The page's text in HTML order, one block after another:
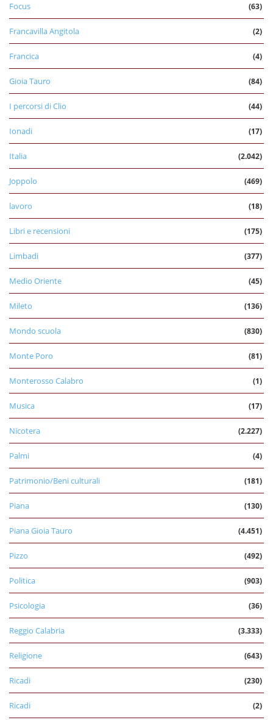
Focus (63)
Francavilla Angitola (2)
Francica (4)
Gioia Tauro (84)
I percorsi di Clio (44)
Ionadi (17)
Italia (2.042)
Joppolo (469)
lavoro (18)
Libri e recensioni (175)
Limbadi (377)
Medio Oriente (45)
Mileto (136)
Mondo scuola (830)
Monte Poro (81)
Monterosso Calabro (1)
Musica (17)
Nicotera (2.227)
Palmi (4)
Patrimonio/Beni culturali (181)
Piana (130)
Piana Gioia Tauro (4.451)
Pizzo (492)
Politica (903)
Psicologia (36)
Reggio Calabria (3.333)
Religione (643)
Ricadi (230)
Ricadi (2)